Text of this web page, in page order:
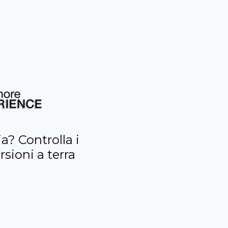
Controlla i
a terra